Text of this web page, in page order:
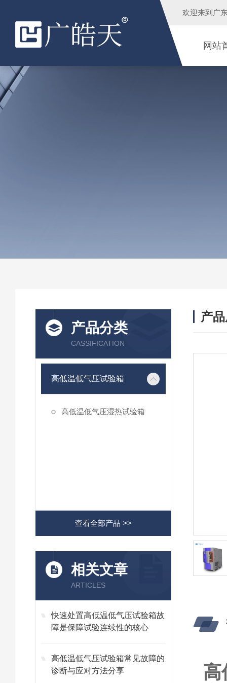
欢迎来到 广
网站
产品分类
CASSIFICATION
高低温低气压试验箱
高低温低气压湿热试验箱
查看全部产品 >>
相关文章
ARTICLES
快速处置高低温低气压试验箱故
障是保障试验连续性的核心
高低温低气压试验箱常见故障的
诊断与应对方法分享
产
高